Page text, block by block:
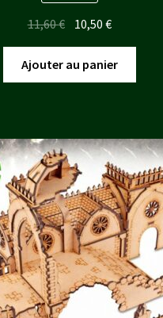
11,60€ Le
initial
était :
10,50€Le
actuel
est :
Ajouter au panier